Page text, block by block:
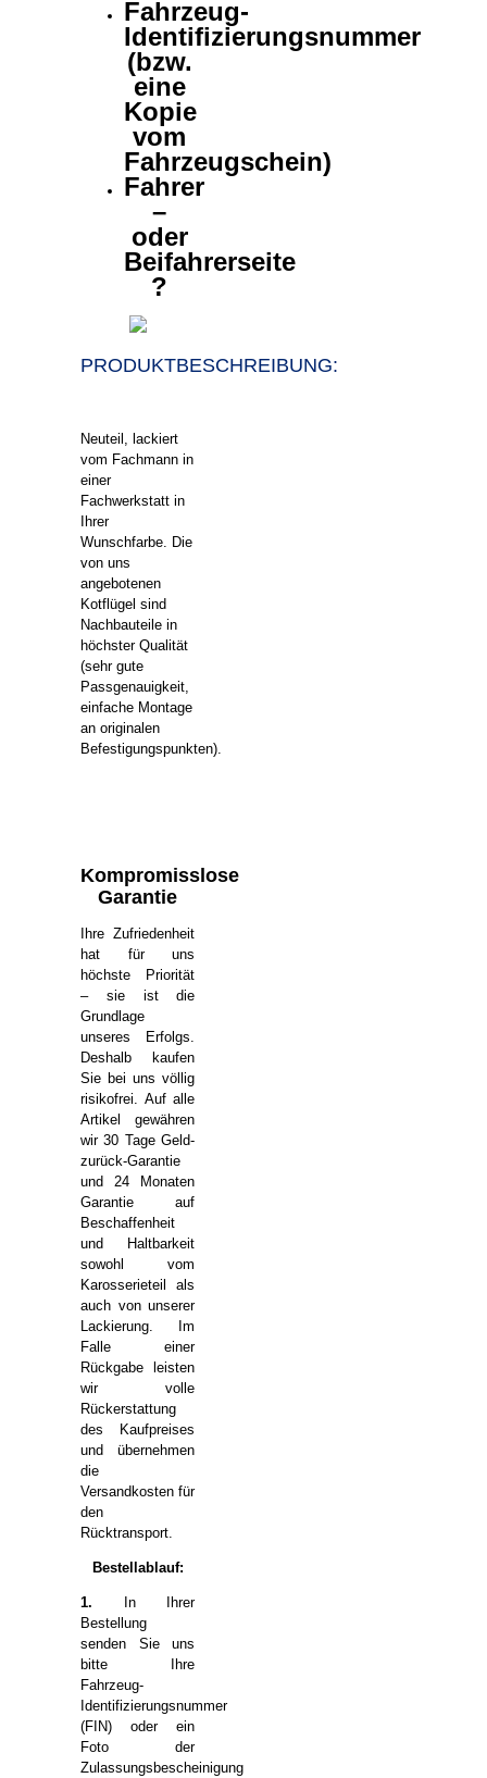
Fahrzeug-
Identifizierungsnummer
(bzw.
eine
Kopie
vom
Fahrzeugschein)
Fahrer
–
oder
Beifahrerseite
?
PRODUKTBESCHREIBUNG:
Neuteil, lackiert
vom Fachmann in
einer
Fachwerkstatt in
Ihrer
Wunschfarbe. Die
von uns
angebotenen
Kotflügel sind
Nachbauteile in
höchster Qualität
(sehr gute
Passgenauigkeit,
einfache Montage
an originalen
Befestigungspunkten).
Kompromisslose
Garantie
Ihre Zufriedenheit
hat für uns
höchste Priorität
– sie ist die
Grundlage
unseres Erfolgs.
Deshalb kaufen
Sie bei uns völlig
risikofrei. Auf alle
Artikel gewähren
wir 30 Tage Geld-
zurück-Garantie
und 24 Monaten
Garantie auf
Beschaffenheit
und Haltbarkeit
sowohl vom
Karosserieteil als
auch von unserer
Lackierung. Im
Falle einer
Rückgabe leisten
wir volle
Rückerstattung
des Kaufpreises
und übernehmen
die
Versandkosten für
den
Rücktransport.
Bestellablauf:
1. In Ihrer
Bestellung
senden Sie uns
bitte Ihre
Fahrzeug-
Identifizierungsnummer
(FIN) oder ein
Foto der
Zulassungsbescheinigung